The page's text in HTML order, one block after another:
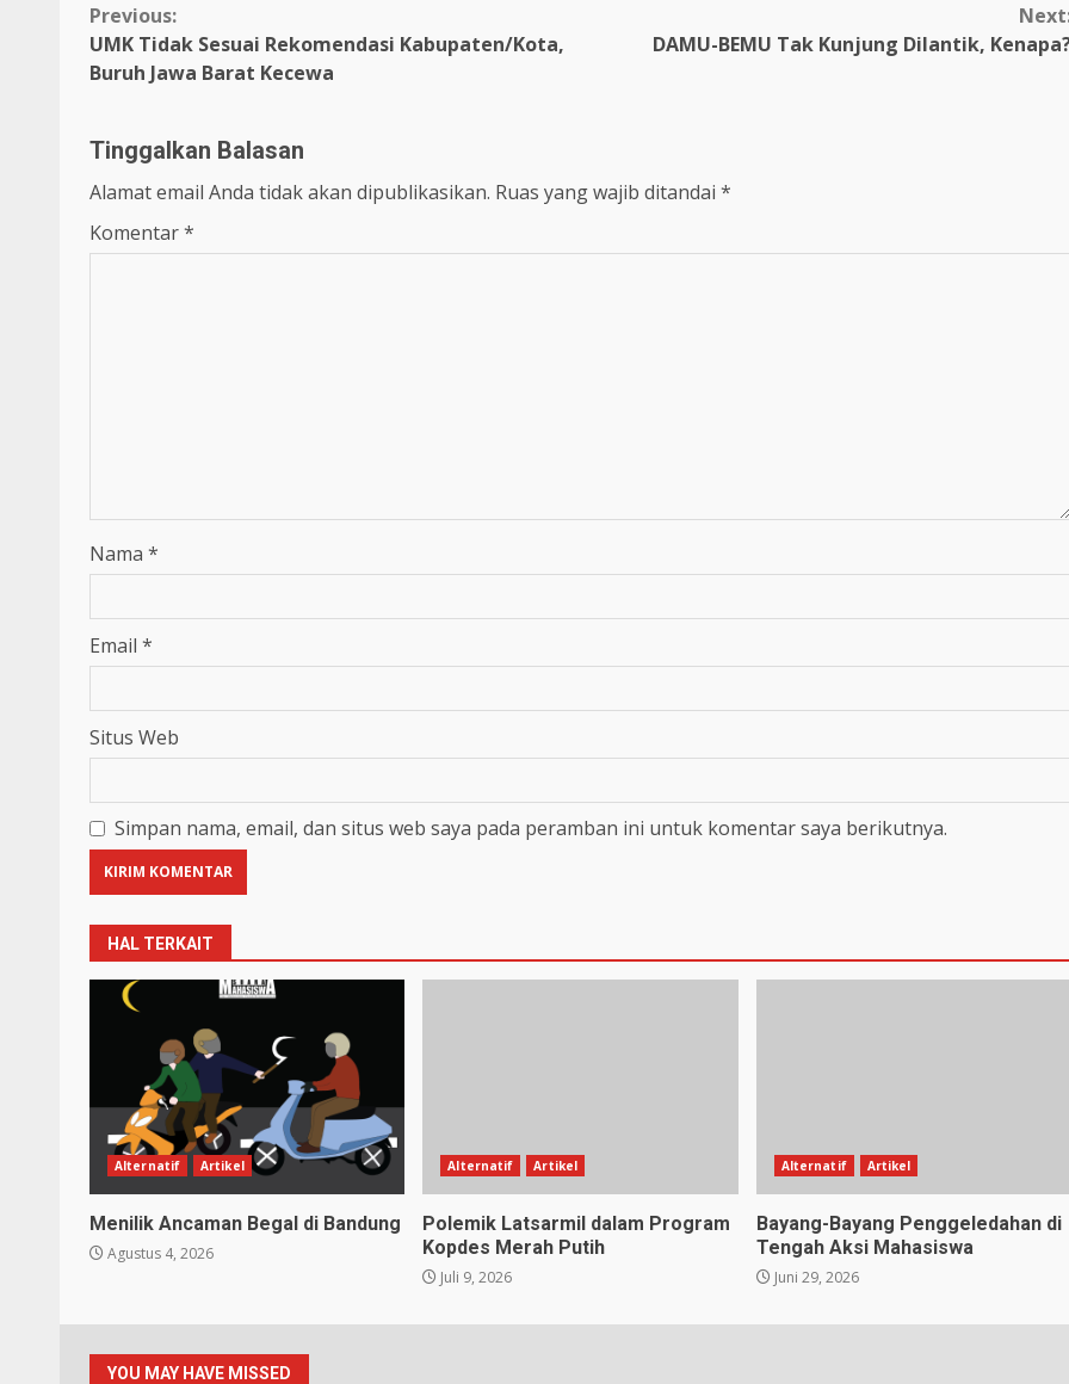
Previous:
UMK Tidak Sesuai Rekomendasi Kabupaten/Kota,
Buruh Jawa Barat Kecewa
DAMU-BEMU Tak Kunjung Dilantik,
Tinggalkan Balasan
Alamat email Anda tidak akan dipublikasikan. Ruas yang wajib ditandai *
Komentar*
Nama *
Email *
Situs Web
Simpan nama, email, dan situs web saya pada peramban ini untuk komentar saya berikutnya.
HAL TERKAIT
Alternatif Artikel
Menilik Ancaman Begal di Bandung
Agustus 4, 2026
Alternatif Artikel
Polemik Latsarmil dalam Program
Kopdes Merah Putih
Juli 9, 2026
Alternatif Artikel
Bayang-Bayang Penggeledahan di
Tengah Aksi Mahasiswa
Juni 29, 2026
YOU MAY HAVE MISSED